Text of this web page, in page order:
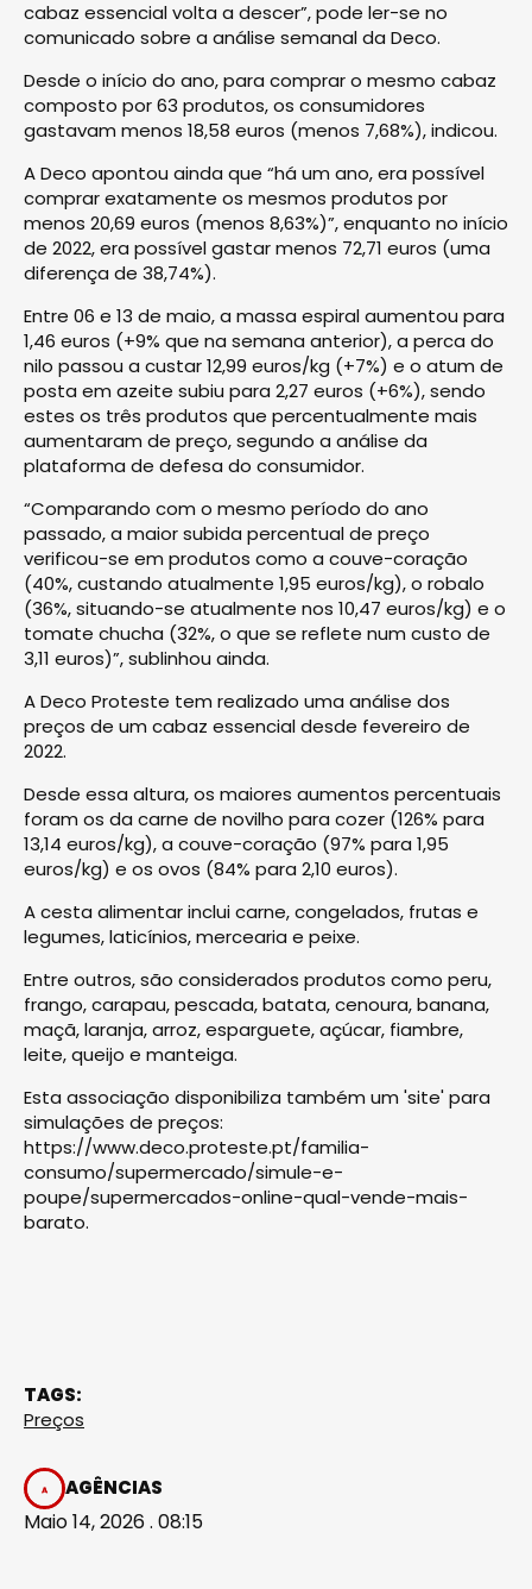
cabaz essencial volta a descer”, pode ler-se no
comunicado sobre a análise semanal da Deco.
Desde o início do ano, para comprar o mesmo cabaz
composto por 63 produtos, os consumidores
gastavam menos 18,58 euros (menos 7,68%), indicou.
A Deco apontou ainda que “há um ano, era possível
comprar exatamente os mesmos produtos por
menos 20,69 euros (menos 8,63%)”, enquanto no início
de 2022, era possível gastar menos 72,71 euros (uma
diferença de 38,74%).
Entre 06 e 13 de maio, a massa espiral aumentou para
1,46 euros (+9% que na semana anterior), a perca do
nilo passou a custar 12,99 euros/kg (+7%) e o atum de
posta em azeite subiu para 2,27 euros (+6%), sendo
estes os três produtos que percentualmente mais
aumentaram de preço, segundo a análise da
plataforma de defesa do consumidor.
“Comparando com o mesmo período do ano
passado, a maior subida percentual de preço
verificou-se em produtos como a couve-coração
(40%, custando atualmente 1,95 euros/kg), o robalo
(36%, situando-se atualmente nos 10,47 euros/kg) e o
tomate chucha (32%, o que se reflete num custo de
3,11 euros)”, sublinhou ainda.
A Deco Proteste tem realizado uma análise dos
preços de um cabaz essencial desde fevereiro de
2022.
Desde essa altura, os maiores aumentos percentuais
foram os da carne de novilho para cozer (126% para
13,14 euros/kg), a couve-coração (97% para 1,95
euros/kg) e os ovos (84% para 2,10 euros).
A cesta alimentar inclui carne, congelados, frutas e
legumes, laticínios, mercearia e peixe.
Entre outros, são considerados produtos como peru,
frango, carapau, pescada, batata, cenoura, banana,
maçã, laranja, arroz, esparguete, açúcar, fiambre,
leite, queijo e manteiga.
Esta associação disponibiliza também um 'site' para
simulações de preços:
https://www.deco.proteste.pt/familia-
consumo/supermercado/simule-e-
poupe/supermercados-online-qual-vende-mais-
barato.
TAGS:
Preços
AGÊNCIAS
Maio 14, 2026 . 08:15